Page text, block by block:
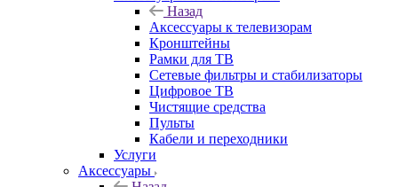
Назад
Аксессуары к телевизорам
Кронштейны
Рамки для ТВ
Сетевые фильтры и стабилизаторы
Цифровое ТВ
Чистящие средства
Пульты
Кабели и переходники
Услуги
Аксессуары